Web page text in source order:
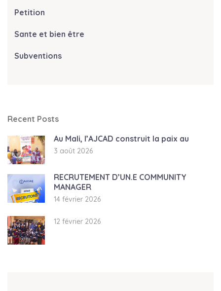
Petition
Sante et bien être
Subventions
Recent Posts
Au Mali, l’AJCAD construit la paix au
3 août 2026
RECRUTEMENT D’UN.E COMMUNITY
MANAGER
14 février 2026
12 février 2026